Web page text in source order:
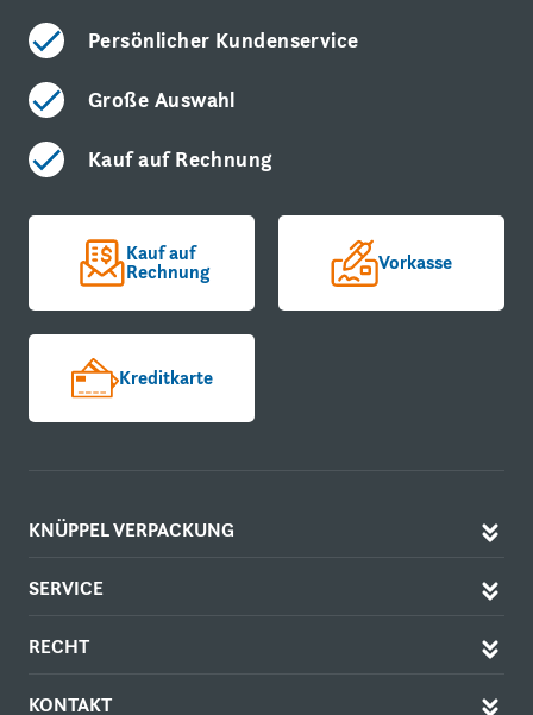
Persönlicher Kundenservice
Große Auswahl
Kauf auf Rechnung
Kauf auf
Rechnung Vorkasse
Kreditkarte
KNÜPPEL VERPACKUNG
SERVICE
RECHT
KONTAKT